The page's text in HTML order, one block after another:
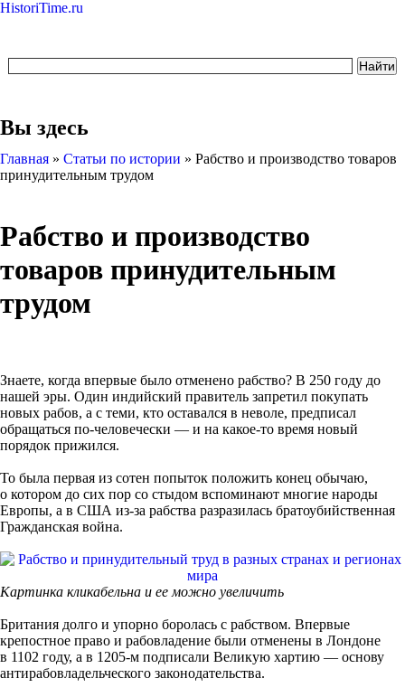
HistoriTime.ru
Вы здесь
Главная » Статьи по истории » Рабство и производство товаров
принудительным трудом
Рабство и производство
товаров принудительным
трудом
Знаете, когда впервые было отменено рабство? В 250 году до
нашей эры. Один индийский правитель запретил покупать
новых рабов, а с теми, кто оставался в неволе, предписал
обращаться по-человечески — и на какое-то время новый
порядок прижился.
То была первая из сотен попыток положить конец обычаю,
о котором до сих пор со стыдом вспоминают многие народы
Европы, а в США из-за рабства разразилась братоубийственная
Гражданская война.
Картинка кликабельна и ее можно увеличить
Британия долго и упорно боролась с рабством. Впервые
крепостное право и рабовладение были отменены в Лондоне
в 1102 году, а в 1205-м подписали Великую хартию — основу
антирабовладельческого законодательства.